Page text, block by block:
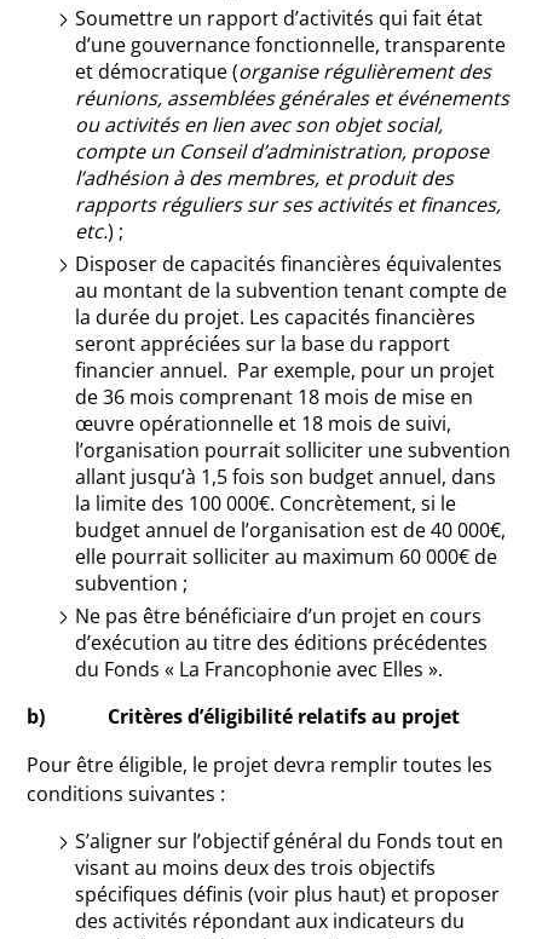
Soumettre un rapport d’activités qui fait état
d’une gouvernance fonctionnelle, transparente
et démocratique (organise régulièrement des
réunions, assemblées générales et événements
ou activités en lien avec son objet social,
compte un Conseil d’administration, propose
l’adhésion à des membres, et produit des
rapports réguliers sur ses activités et finances,
etc.) ;
Disposer de capacités financières équivalentes
au montant de la subvention tenant compte de
la durée du projet. Les capacités financières
seront appréciées sur la base du rapport
financier annuel. Par exemple, pour un projet
de 36 mois comprenant 18 mois de mise en
œuvre opérationnelle et 18 mois de suivi,
l’organisation pourrait solliciter une subvention
allant jusqu’à 1,5 fois son budget annuel, dans
la limite des 100 000€. Concrètement, si le
budget annuel de l’organisation est de 40 000€,
elle pourrait solliciter au maximum 60 000€ de
subvention ;
Ne pas être bénéficiaire d’un projet en cours
d’exécution au titre des éditions précédentes
du Fonds « La Francophonie avec Elles ».
b) Critères d’éligibilité relatifs au projet
Pour être éligible, le projet devra remplir toutes les
conditions suivantes :
S’aligner sur l’objectif général du Fonds tout en
visant au moins deux des trois objectifs
spécifiques définis (voir plus haut) et proposer
des activités répondant aux indicateurs du